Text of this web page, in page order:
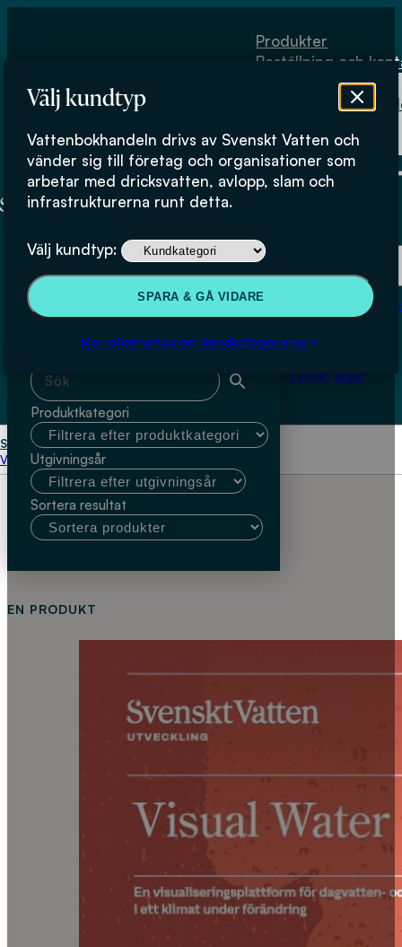
Välj kundtyp
Vattenbokhandeln drivs av Svenskt Vatten och
vänder sig till företag och organisationer som
arbetar med dricksvatten, avlopp, slam och
infrastrukturerna runt detta.
Välj kundtyp:
SPARA & GÅ VIDARE
Mer information om kundkategorierna
Produkter
Beställning och
Fysiskt lager
Beställning och kontakt
Om
Köpvillkor
Fysiskt lager
Start Anna Bohman
Välj kundtyp
Anna Bohman
Sök & filtrera
Sök med fritext
Produktkategori
Utgivningsår
Sortera resultat
EN PRODUKT